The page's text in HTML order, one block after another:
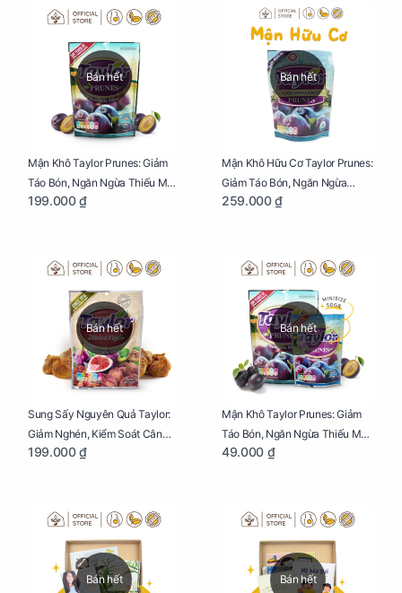
Bán hết
Mận Khô Taylor Prunes: Giảm
Táo Bón, Ngăn Ngừa Thiếu Máu
Cho Mẹ Bầu Túi 250g
199.000 ₫
Bán hết
Mận Khô Hữu Cơ Taylor Prunes:
Giảm Táo Bón, Ngăn Ngừa
Thiếu Máu Cho Mẹ Bầu Túi
259.000 ₫
Bán hết
Sung Sấy Nguyên Quả Taylor:
Giảm Nghén, Kiểm Soát Cân
Nặng Cho Mẹ Bầu Túi 190g
199.000 ₫
Bán hết
Mận Khô Taylor Prunes: Giảm
Táo Bón, Ngăn Ngừa Thiếu Máu
Cho Mẹ Bầu Túi 50g
49.000 ₫
Bán hết Bán hết